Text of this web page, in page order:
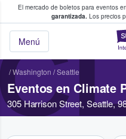
El mercado de boletos para eventos
garantizada. Los precios
Menú
fans compran y
/Washington /Seattle
Eventos en Climate
305 Harrison Street, Seattle,